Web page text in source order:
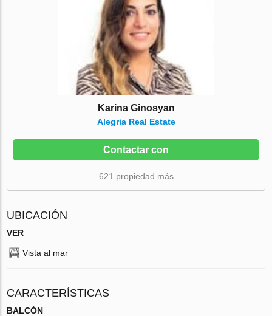
Karina Ginosyan
Alegria Real Estate
Contactar con
621 propiedad más
UBICACIÓN
VER
Vista al mar
CARACTERÍSTICAS
BALCÓN